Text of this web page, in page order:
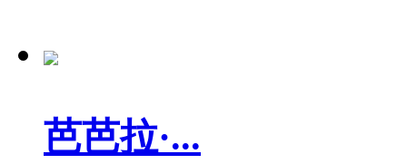
芭芭拉·...